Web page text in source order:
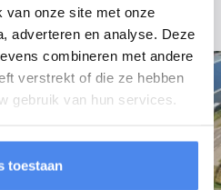
van onze site met onze
adverteren en analyse. Deze
combineren met andere
verstrekt of die ze hebben
gebruik van hun services.
toestaan